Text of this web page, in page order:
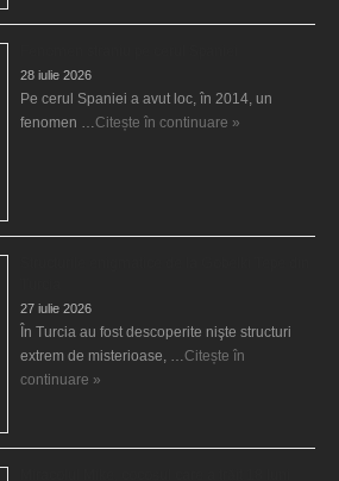
28 iulie 2026
Pe cerul Spaniei a avut loc, în 2014, un
fenomen …Citește în continuare »
27 iulie 2026
În Turcia au fost descoperite nişte structuri
extrem de misterioase, …Citește în
continuare »